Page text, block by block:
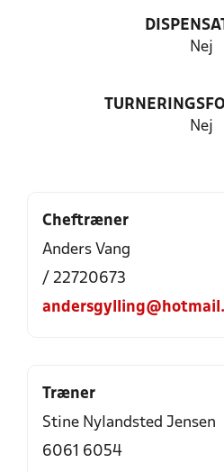
Nej
Nej
Cheftræner
Anders Vang
/ 22720673
Træner
Stine Nylandsted Jensen
6061 6054